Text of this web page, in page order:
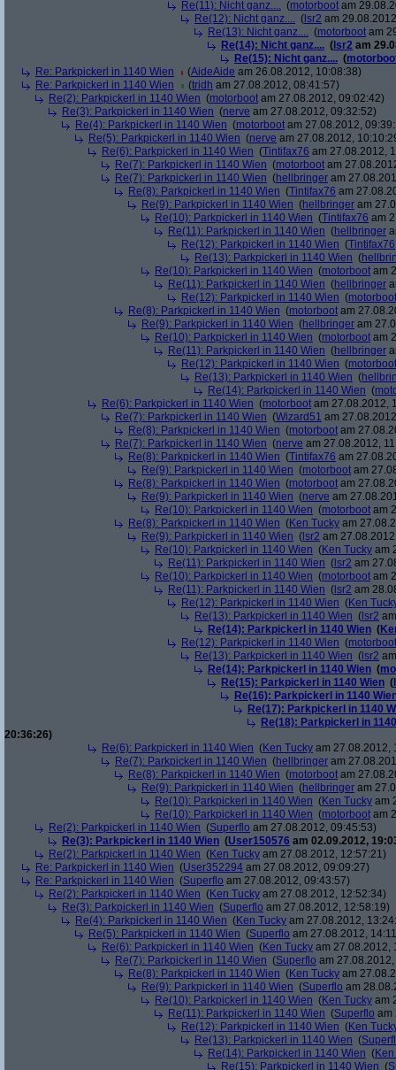
Re(11): Nicht ganz.... (motorboot am
Re(12): Nicht ganz.... ( lsr2 am
Re(13): Nicht ganz.... (motorboot am
Re(14): Nicht ganz.... ( lsr2 am
Re(15): Nicht ganz.... (
Re: Parkpickerl in 1140 Wien
(AideAide am 26.08.2012, 10:08:38)
Re: Parkpickerl in 1140 Wien
(tridh am 27.08.2012, 08:41:57)
Re(2): Parkpickerl in 1140 Wien (motorboot am 27.08.2012, 09:02:42)
Re(3): Parkpickerl in 1140 Wien (nerve am 27.08.2012, 09:32:52)
Re(4): Parkpickerl in 1140 Wien (motorboot am 27.08.2012,
Re(5): Parkpickerl in 1140 Wien (nerve am 27.08.2012,
Re(6): Parkpickerl in 1140 Wien (Tintifax76 am 27.08.2012,
Re(7): Parkpickerl in 1140 Wien (motorboot am
Re(7): Parkpickerl in 1140 Wien (hellbringer am
Re(8): Parkpickerl in 1140 Wien (Tintifax76 am
Re(9): Parkpickerl in 1140 Wien (hellbringer am
Re(10): Parkpickerl in 1140 Wien (Tintifax76 am
Re(11): Parkpickerl in 1140 Wien (hellbringer
Re(12): Parkpickerl in 1140 Wien (Tintifax76
Re(13): Parkpickerl in 1140 Wien (
Re(10): Parkpickerl in 1140 Wien (motorboot am
Re(11): Parkpickerl in 1140 Wien (hellbringer
Re(12): Parkpickerl in 1140 Wien (motorboot
Re(8): Parkpickerl in 1140 Wien (motorboot am
Re(9): Parkpickerl in 1140 Wien (hellbringer am
Re(10): Parkpickerl in 1140 Wien (motorboot am
Re(11): Parkpickerl in 1140 Wien (hellbringer
Re(12): Parkpickerl in 1140 Wien (motorboot
Re(13): Parkpickerl in 1140 Wien (
Re(14): Parkpickerl in 1140 Wien (
Re(6): Parkpickerl in 1140 Wien (motorboot am 27.08.2012,
Re(7): Parkpickerl in 1140 Wien (Wizard51 am
Re(8): Parkpickerl in 1140 Wien (motorboot am
Re(7): Parkpickerl in 1140 Wien (nerve am 27.08.2012,
Re(8): Parkpickerl in 1140 Wien (Tintifax76 am
Re(9): Parkpickerl in 1140 Wien (motorboot am
Re(8): Parkpickerl in 1140 Wien (motorboot am
Re(9): Parkpickerl in 1140 Wien (nerve am
Re(10): Parkpickerl in 1140 Wien (motorboot am
Re(8): Parkpickerl in 1140 Wien (Ken Tucky am
Re(9): Parkpickerl in 1140 Wien ( lsr2 am
Re(10): Parkpickerl in 1140 Wien (Ken Tucky am
Re(11): Parkpickerl in 1140 Wien ( lsr2 am
Re(10): Parkpickerl in 1140 Wien (motorboot am
Re(11): Parkpickerl in 1140 Wien ( lsr2 am
Re(12): Parkpickerl in 1140 Wien (Ken
Re(13): Parkpickerl in 1140 Wien ( lsr2
Re(14): Parkpickerl in 1140 Wien (
Re(12): Parkpickerl in 1140 Wien (motorboot
Re(13): Parkpickerl in 1140 Wien ( lsr2
Re(14): Parkpickerl in 1140 Wien (
Re(15): Parkpickerl in 1140 Wien (
Re(16): Parkpickerl in 1140
Re(17): Parkpickerl in 1140
Re(18): Parkpickerl in
20:36:26)
Re(6): Parkpickerl in 1140 Wien (Ken Tucky am 27.08.2012,
Re(7): Parkpickerl in 1140 Wien (hellbringer am
Re(8): Parkpickerl in 1140 Wien (motorboot am
Re(9): Parkpickerl in 1140 Wien (hellbringer am
Re(10): Parkpickerl in 1140 Wien (Ken Tucky am
Re(10): Parkpickerl in 1140 Wien (motorboot am
Re(2): Parkpickerl in 1140 Wien (Superflo am 27.08.2012, 09:45:53)
Re(3): Parkpickerl in 1140 Wien (User150576 am 02.09.2012,
Re(2): Parkpickerl in 1140 Wien (Ken Tucky am 27.08.2012, 12:57:21)
Re: Parkpickerl in 1140 Wien (User352294 am 27.08.2012, 09:09:27)
Re: Parkpickerl in 1140 Wien (Superflo am 27.08.2012, 09:43:57)
Re(2): Parkpickerl in 1140 Wien (Ken Tucky am 27.08.2012, 12:52:34)
Re(3): Parkpickerl in 1140 Wien (Superflo am 27.08.2012, 12:58:19)
Re(4): Parkpickerl in 1140 Wien (Ken Tucky am 27.08.2012,
Re(5): Parkpickerl in 1140 Wien (Superflo am 27.08.2012,
Re(6): Parkpickerl in 1140 Wien (Ken Tucky am 27.08.2012,
Re(7): Parkpickerl in 1140 Wien (Superflo am
Re(8): Parkpickerl in 1140 Wien (Ken Tucky am
Re(9): Parkpickerl in 1140 Wien (Superflo am
Re(10): Parkpickerl in 1140 Wien (Ken Tucky am
Re(11): Parkpickerl in 1140 Wien (Superflo am
Re(12): Parkpickerl in 1140 Wien (Ken
Re(13): Parkpickerl in 1140 Wien (
Re(14): Parkpickerl in 1140 Wien (
Re(15): Parkpickerl in 1140 Wien (